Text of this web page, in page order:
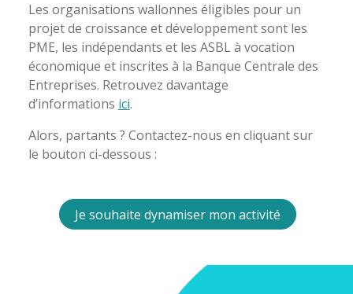
Les organisations wallonnes éligibles pour un
projet de croissance et développement sont les
PME, les indépendants et les ASBL à vocation
économique et inscrites à la Banque Centrale des
Entreprises. Retrouvez davantage
d’informations ici.
Alors, partants ? Contactez-nous en cliquant sur
le bouton ci-dessous :
Je souhaite dynamiser mon activité